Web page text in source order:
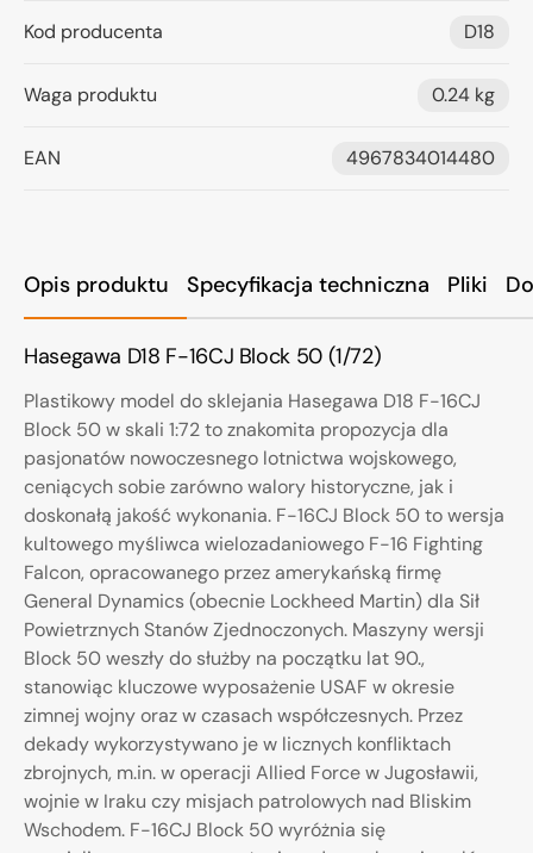
Opis produktu Specyfikacja techniczna Pliki
Hasegawa D18 F-16CJ Block 50 (1/72)
Plastikowy model do sklejania Hasegawa D18 F-16CJ
Block 50 w skali 1:72 to znakomita propozycja dla
pasjonatów nowoczesnego lotnictwa wojskowego,
ceniących sobie zarówno walory historyczne, jak i
doskonałą jakość wykonania. F-16CJ Block 50 to wersja
kultowego myśliwca wielozadaniowego F-16 Fighting
Falcon, opracowanego przez amerykańską firmę
General Dynamics (obecnie Lockheed Martin) dla Sił
Powietrznych Stanów Zjednoczonych. Maszyny wersji
Block 50 weszły do służby na początku lat 90.,
stanowiąc kluczowe wyposażenie USAF w okresie
zimnej wojny oraz w czasach współczesnych. Przez
dekady wykorzystywano je w licznych konfliktach
zbrojnych, m.in. w operacji Allied Force w Jugosławii,
wojnie w Iraku czy misjach patrolowych nad Bliskim
Wschodem. F-16CJ Block 50 wyróżnia się
Kod producenta D18
Waga produktu 0.24 kg
EAN 4967834014480